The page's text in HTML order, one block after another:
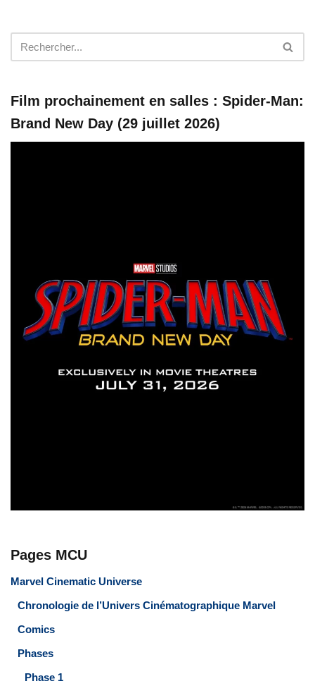
Film prochainement en salles : Spider-Man:
Brand New Day (29 juillet 2026)
Pages MCU
Marvel Cinematic Universe
Chronologie de l’Univers Cinématographique Marvel
Comics
Phases
Phase 1